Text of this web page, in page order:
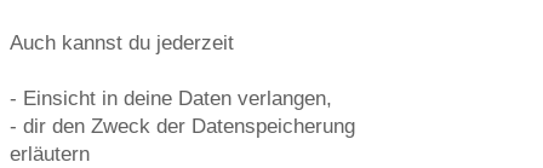
Auch kannst du jederzeit
- Einsicht in deine Daten verlangen,
- dir den Zweck der Datenspeicherung
erläutern